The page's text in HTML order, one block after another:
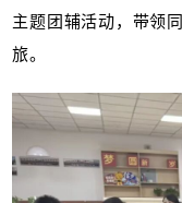
主题团辅活动，带领
旅。